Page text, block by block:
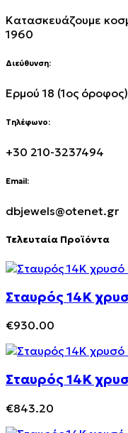
Κατασκευάζουμε
1960
Διεύθυνση:
Ερμού 18 (1ος
Τηλέφωνο:
+30 210-3237494
Email:
dbjewels@otenet.gr
Τελευταία Προϊόντα
Σταυρός 14Κ
€930.00
Σταυρός 14Κ
€843.20